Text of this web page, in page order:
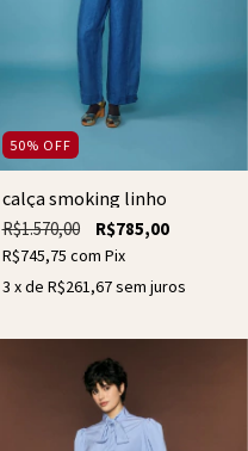
50% OFF
calça smoking linho
R$1.570,00 R$785,00
R$745,75 com Pix
3 x de R$261,67sem juros